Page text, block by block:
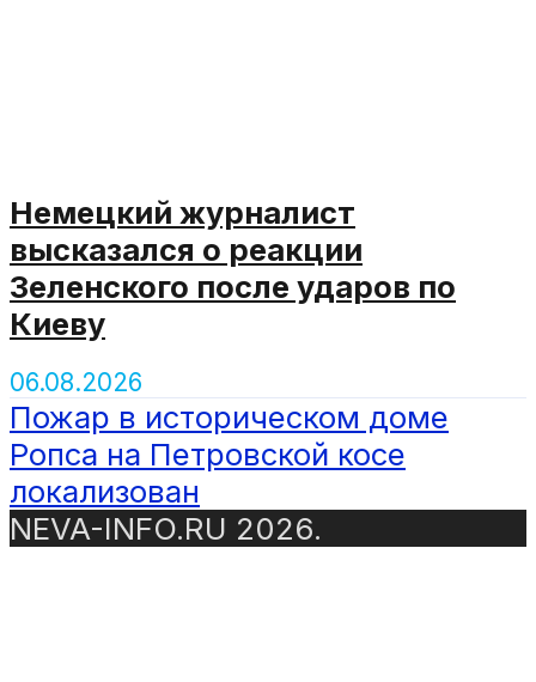
Немецкий журналист
высказался о реакции
Зеленского после ударов по
Киеву
06.08.2026
Пожар в историческом доме
Ропса на Петровской косе
локализован
NEVA-INFO.RU 2026.